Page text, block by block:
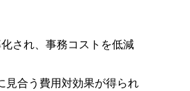
され、事務コストを低減
見合う費用対効果が得られ